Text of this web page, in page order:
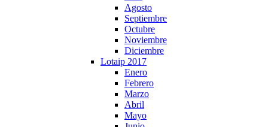
Agosto
Septiembre
Octubre
Noviembre
Diciembre
Lotaip 2017
Enero
Febrero
Marzo
Abril
Mayo